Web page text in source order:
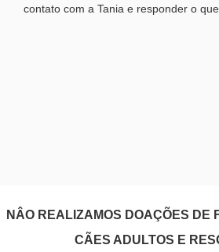
contato com a Tania e responder o
NÂO REALIZAMOS DOAÇÕES DE
CÃES ADULTOS E